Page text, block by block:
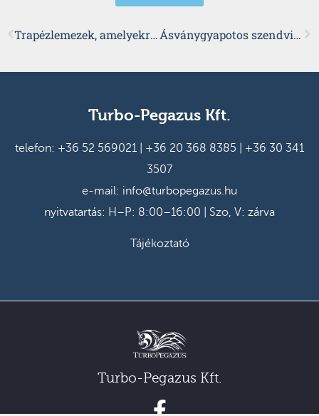
Trapézlemezek, amelyekre minden körülmények között számíthat Ásványgyapotos szendvicspanelek: Mi alapján válasszon?
Turbo-Pegazus Kft.
telefon: +36 52 569021 +36 20 368 8385
+36 30 341
3507
e-mail: info@turbopegazus.hu
nyitvatartás: H–P: 8:00–16:00 | Szo, V: zárva
Tájékoztató
Turbo-Pegazus Kft.